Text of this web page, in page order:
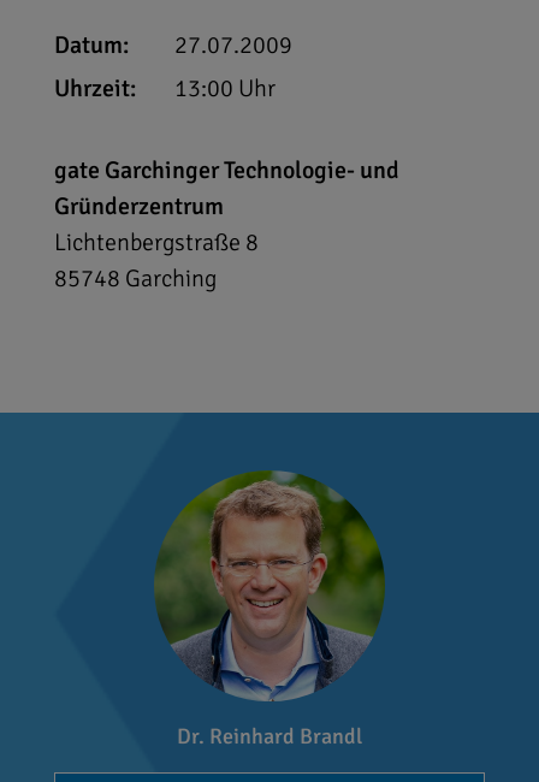
Datum:
27.07.2009
Uhrzeit:
13:00 Uhr
gate Garchinger Technologie- und
Gründerzentrum
Lichtenbergstraße 8
85748 Garching
Dr. Reinhard Brandl